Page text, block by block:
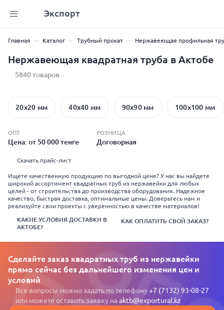
Экспорт
Главная Каталог Трубный прокат Нержавеющая профильная
Нержавеющая квадратная труба в Актобе
5840 товаров
20x20 мм 40x40 мм 90x90 мм 100x100 мм
ОПТ
Цена: от 50 000 тенге
РОЗНИЦА
Договорная
Скачать прайс-лист
Ищете качественную продукцию по выгодной цене? У нас вы найдете
широкий ассортимент квадратных труб из нержавейки для любых
целей - от строительства до производства оборудования. Надежное
качество, быстрая доставка, оптимальные цены. Доверьтесь нам и
реализуйте свои проекты с уверенностью в качестве материалов!
КАКИЕ УСЛОВИЯ ДОСТАВКИ В
АКТОБЕ?
КАК ОПЛАТИТЬ СВОЙ ЗАКАЗ?
Сделайте заказ квадратных труб из нержавейки
прямо сейчас без дальнейшего изменения цен и
условий
Все вопросы можно задать по телефону+7 (7132) 93-08-27
или можете оставить заявку наaktb@exportural.kz